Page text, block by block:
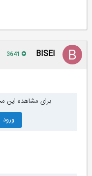
BISEl
برای مشاهده این
ورود